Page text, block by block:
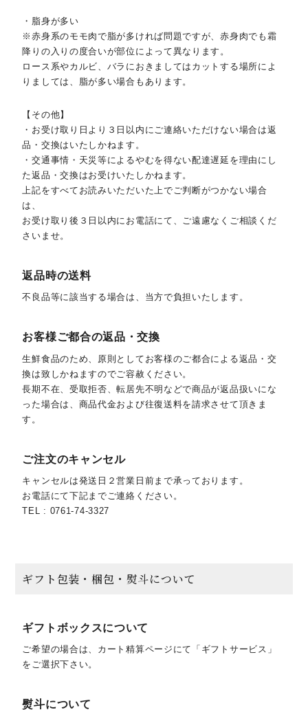
・脂身が多い
※赤身系のモモ肉で脂が多ければ問題ですが、赤身肉でも霜
降りの入りの度合いが部位によって異なります。
ロース系やカルビ、バラにおきましてはカットする場所によ
りましては、脂が多い場合もあります。
【その他】
・お受け取り日より３日以内にご連絡いただけない場合は返
品・交換はいたしかねます。
・交通事情・天災等によるやむを得ない配達遅延を理由にし
た返品・交換はお受けいたしかねます。
上記をすべてお読みいただいた上でご判断がつかない場合
は、
お受け取り後３日以内にお電話にて、ご遠慮なくご相談くだ
さいませ。
返品時の送料
不良品等に該当する場合は、当方で負担いたします。
お客様ご都合の返品・交換
生鮮食品のため、原則としてお客様のご都合による返品・交
換は致しかねますのでご容赦ください。
長期不在、受取拒否、転居先不明などで商品が返品扱いにな
った場合は、商品代金および往復送料を請求させて頂きま
す。
ご注文のキャンセル
キャンセルは発送日２営業日前まで承っております。
お電話にて下記までご連絡ください。
TEL : 0761-74-3327
ギフト包装・梱包・熨斗について
ギフトボックスについて
ご希望の場合は、カート精算ページにて「ギフトサービス」
をご選択下さい。
熨斗について